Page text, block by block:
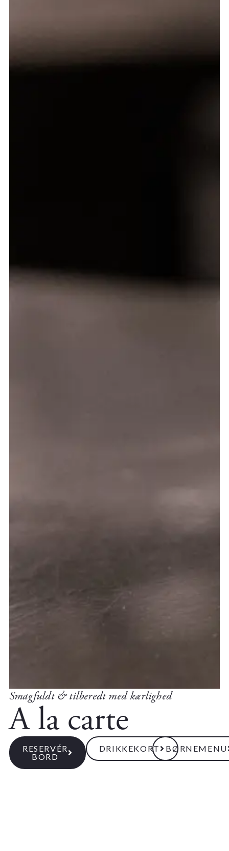
Smagfuldt & tilberedt med kærlighed
A la carte
RESERVÉR
BORD
DRIKKEKORT BØRNEMENU